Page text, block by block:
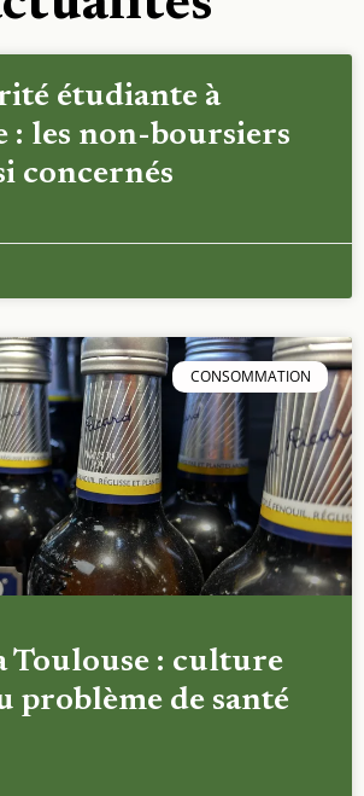
étudiante à
: les non-boursiers
concernés
CONSOMMATION
Toulouse : culture
problème de santé